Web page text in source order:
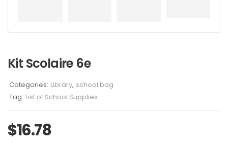
Kit Scolaire 6e
Categories: Library, school bag
Tag: List of School Supplies
$16.78